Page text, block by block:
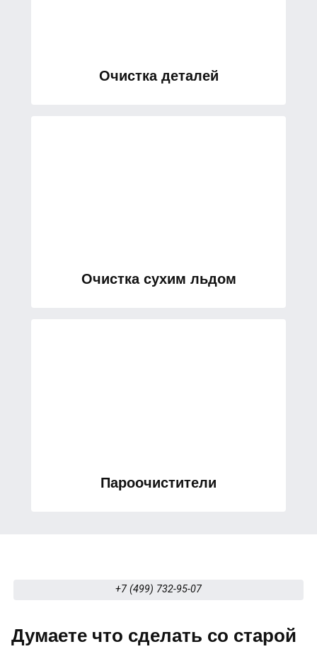
Очистка деталей
Очистка сухим льдом
Пароочистители
+7 (499) 732-95-07
Думаете что сделать со старой